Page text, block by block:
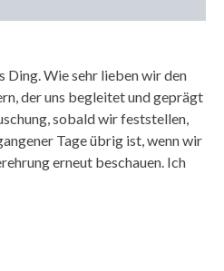
Ding. Wie sehr lieben wir den
der uns begleitet und geprägt
sobald wir feststellen,
Tage übrig ist, wenn wir
erneut beschauen. Ich